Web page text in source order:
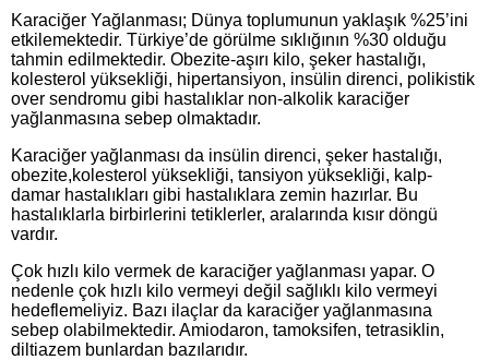
Karaciğer Yağlanması; Dünya toplumunun yaklaşık %25’ini
etkilemektedir. Türkiye’de görülme sıklığının %30 olduğu
tahmin edilmektedir. Obezite-aşırı kilo, şeker hastalığı,
kolesterol yüksekliği, hipertansiyon, insülin direnci, polikistik
over sendromu gibi hastalıklar non-alkolik karaciğer
yağlanmasına sebep olmaktadır.
Karaciğer yağlanması da insülin direnci, şeker hastalığı,
obezite,kolesterol yüksekliği, tansiyon yüksekliği, kalp-
damar hastalıkları gibi hastalıklara zemin hazırlar. Bu
hastalıklarla birbirlerini tetiklerler, aralarında kısır döngü
vardır.
Çok hızlı kilo vermek de karaciğer yağlanması yapar. O
nedenle çok hızlı kilo vermeyi değil sağlıklı kilo vermeyi
hedeflemeliyiz. Bazı ilaçlar da karaciğer yağlanmasına
sebep olabilmektedir. Amiodaron, tamoksifen, tetrasiklin,
diltiazem bunlardan bazılarıdır.